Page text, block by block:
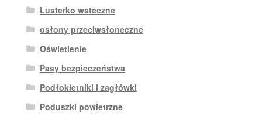
Lusterko wsteczne
osłony przeciwsłoneczne
Oświetlenie
Pasy bezpieczeństwa
Podłokietniki i zagłówki
Poduszki powietrzne